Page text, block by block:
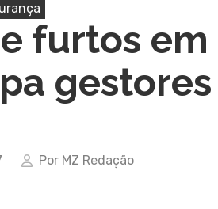
furtos em
Por MZ Redação